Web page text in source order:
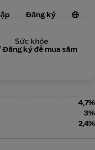
Đăng ký
Sức khỏe
ký để mua sắm
4,7%
3%
2,4%